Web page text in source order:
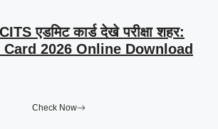
एडमिट कार्ड देखे परीक्षा शहर:
2026 Online Download
Check Now